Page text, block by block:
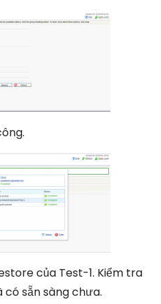
của Test-1. Kiểm tra
có sẵn sàng chưa.